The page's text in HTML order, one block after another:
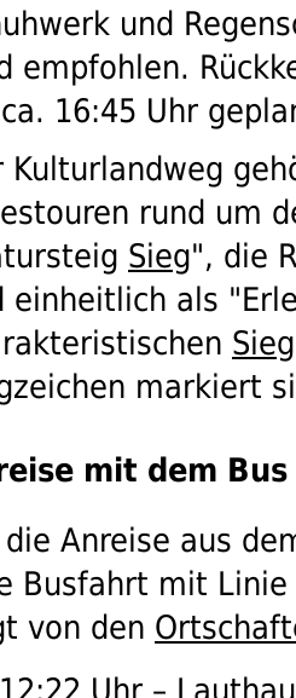
und
empfohlen.
ca. 16:45 Uhr
Kulturlandweg
rund um
Sieg", die
einheitlich als
Sieg
markiert
mit dem Bus
die Anreise aus
Busfahrt mit
von den
12:22 Uhr –